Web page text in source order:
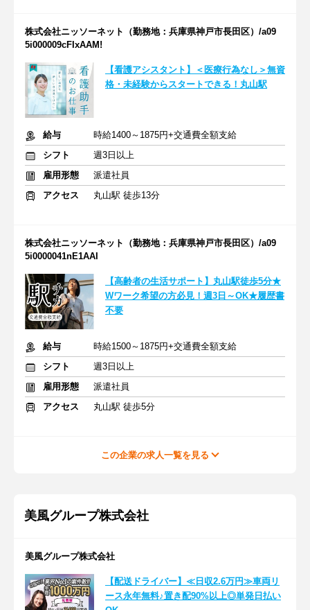
株式会社ニッソーネット（勤務地：兵庫県神戸市長田区）/a09
5i000009cFIxAAM!
【看護アシスタント】＜医療行為なし＞無資
格・未経験からスタートできる！丸山駅
給与
時給1400～1875円+交通費全額支給
シフト
週3日以上
雇用形態
派遣社員
アクセス
丸山駅 徒歩13分
株式会社ニッソーネット（勤務地：兵庫県神戸市長田区）/a09
5i0000041nE1AAI
【高齢者の生活サポート】丸山駅徒歩5分★
Wワーク希望の方必見！週3日～OK★履歴書
不要
給与
時給1500～1875円+交通費全額支給
シフト
週3日以上
雇用形態
派遣社員
アクセス
丸山駅 徒歩5分
この企業の求人一覧を見る
美風グループ株式会社
美風グループ株式会社
【配送ドライバー】≪日収2.6万円≫車両リ
ース永年無料♪置き配90%以上◎単発日払い